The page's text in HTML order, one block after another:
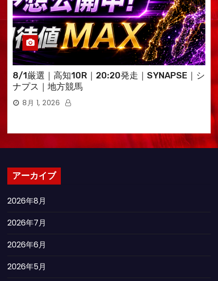
8/1厳選｜高知10R｜20:20発走｜SYNAPSE｜シ
ナプス｜地方競馬
8月 1, 2026
アーカイブ
2026年8月
2026年7月
2026年6月
2026年5月